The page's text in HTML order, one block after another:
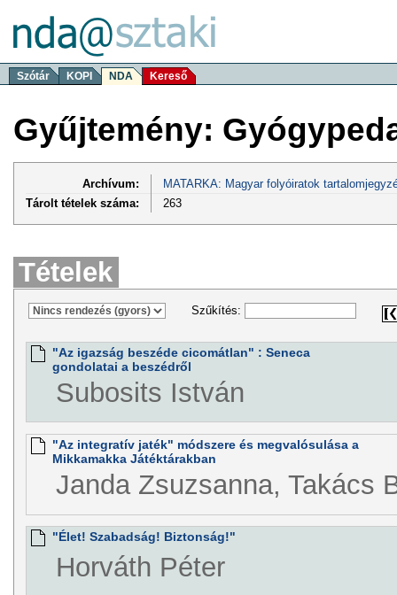
Szótár KOPI NDA Kereső
Gyűjtemény:
Archívum:
MATARKA: Magyar folyóiratok
Tárolt tételek száma:
263
Tételek
Szűkítés:
"Az igazság beszéde cicomátlan" : Seneca
gondolatai a beszédről
Subosits István
"Az integratív jaték" módszere és megvalósulása a
Mikkamakka Játéktárakban
Janda Zsuzsanna, Takács
"Élet! Szabadság! Biztonság!"
Horváth Péter